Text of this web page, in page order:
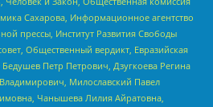
Сахарова, Информационное агентство
прессы, Институт Развития Свободы
Общественный вердикт, Евразийская
Петр Петрович, Дзугкоева Регина
Милославский Павел
Чанышева Лилия Айратовна,